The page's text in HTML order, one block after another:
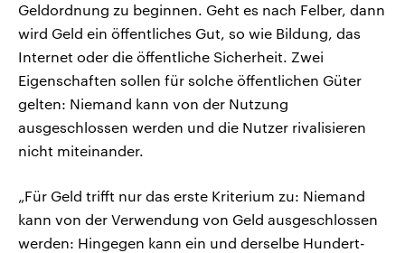
Geldordnung zu beginnen. Geht es nach Felber, dann
wird Geld ein öffentliches Gut, so wie Bildung, das
Internet oder die öffentliche Sicherheit. Zwei
Eigenschaften sollen für solche öffentlichen Güter
gelten: Niemand kann von der Nutzung
ausgeschlossen werden und die Nutzer rivalisieren
nicht miteinander.
„Für Geld trifft nur das erste Kriterium zu: Niemand
kann von der Verwendung von Geld ausgeschlossen
werden: Hingegen kann ein und derselbe Hundert-